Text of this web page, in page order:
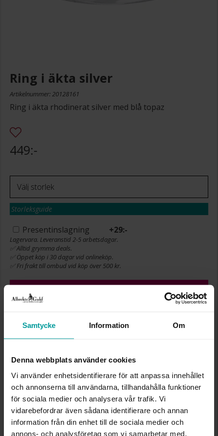
Samtycke Information Om
Denna webbplats använder cookies
Vi använder enhetsidentifierare för att anpassa innehållet
och annonserna till användarna, tillhandahålla funktioner
för sociala medier och analysera vår trafik. Vi
vidarebefordrar även sådana identifierare och annan
information från din enhet till de sociala medier och
annons- och analysföretag som vi samarbetar med.
Ring i äkta silver
Artikelnummer: 20128161
Ring i äkta rhodinerat silver med blå topaz
449:-
Storleksguide
Presentinslagning +29:-
Lagervara. Leveranstid 2-5 arbetsdagar.
✅ Alltid grymma deals.
✅ Öppet köp i 30 dagar vid onlineköp.
✅ Fri frakt till ombud vid köp över 500 kr.
VÄLJ STORLEK FÖR ATT LÄGGA I
BREDD CA (MM)
1,4-10,7
VARUMÄRKE
Albrekts Guld
MATERIAL
Silver,Rhodinerat
STEN/PÄRLA
Topas